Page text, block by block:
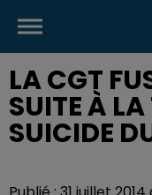
LA CGT
SUITE À
SUICIDE